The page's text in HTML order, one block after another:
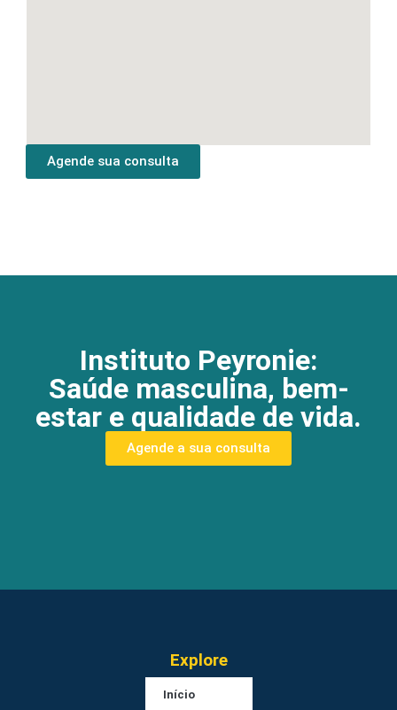
Agende sua consulta
Instituto Peyronie:
Saúde masculina, bem-
estar e qualidade de vida.
Agende a sua consulta
Explore
Início